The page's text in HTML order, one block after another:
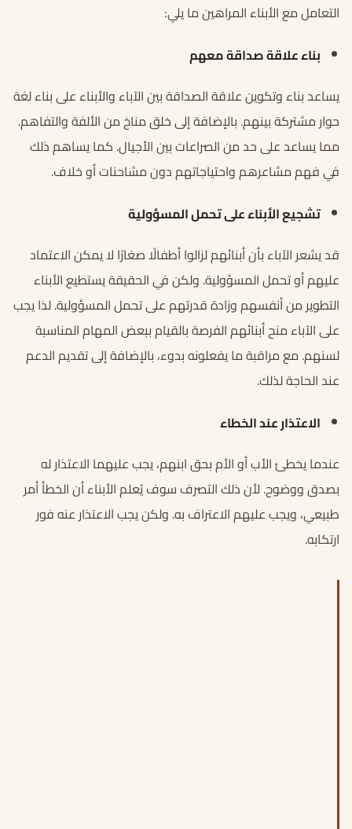
التعامل مع الأبناء المراهين ما يلي:
بناء علاقة صداقة معهم
يساعد بناء وتكوين علاقة الصداقة بين الآباء والأبناء على بناء لغة
حوار مشتركة بينهم. بالإضافة إلى خلق مناخ من الألفة والتفاهم.
مما يساعد على حد من الصراعات بين الأجيال. كما يساهم ذلك
في فهم مشاعرهم واحتياجاتهم دون مشاحنات أو خلاف.
تشجيع الأبناء على تحمل المسؤولية
قد يشعر الآباء بأن أبنائهم لزالوا أطفالًا صغارًا لا يمكن الاعتماد
عليهم أو تحمل المسؤولية. ولكن في الحقيقة يستطيع الأبناء
التطوير من أنفسهم وزادة قدرتهم على تحمل المسؤولية. لذا يجب
على الآباء منح أبنائهم الفرصة بالقيام ببعض المهام المناسبة
لسنهم. مع مراقبة ما يفعلونه بدوء، بالإضافة إلى تقديم الدعم
عند الحاجة لذلك.
الاعتذار عند الخطاء
عندما يخطئ الأب أو الأم بحق ابنهم، يجب عليهما الاعتذار له
بصدق ووضوح. لأن ذلك التصرف سوف يُعلم الأبناء أن الخطأ أمر
طبيعي، ويجب عليهم الاعتراف به. ولكن يجب الاعتذار عنه فور
ارتكابه.